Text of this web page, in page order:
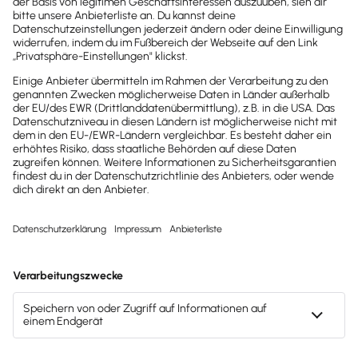
Kostenlos testen
Test endet nach 30 Tagen automatisch. Kein
Abo. Kein Newsletter. Mit der Registrierung
stimmst du denDatenschutz­bestimmungen
und denAGBzu.
Sofort
Newsletter